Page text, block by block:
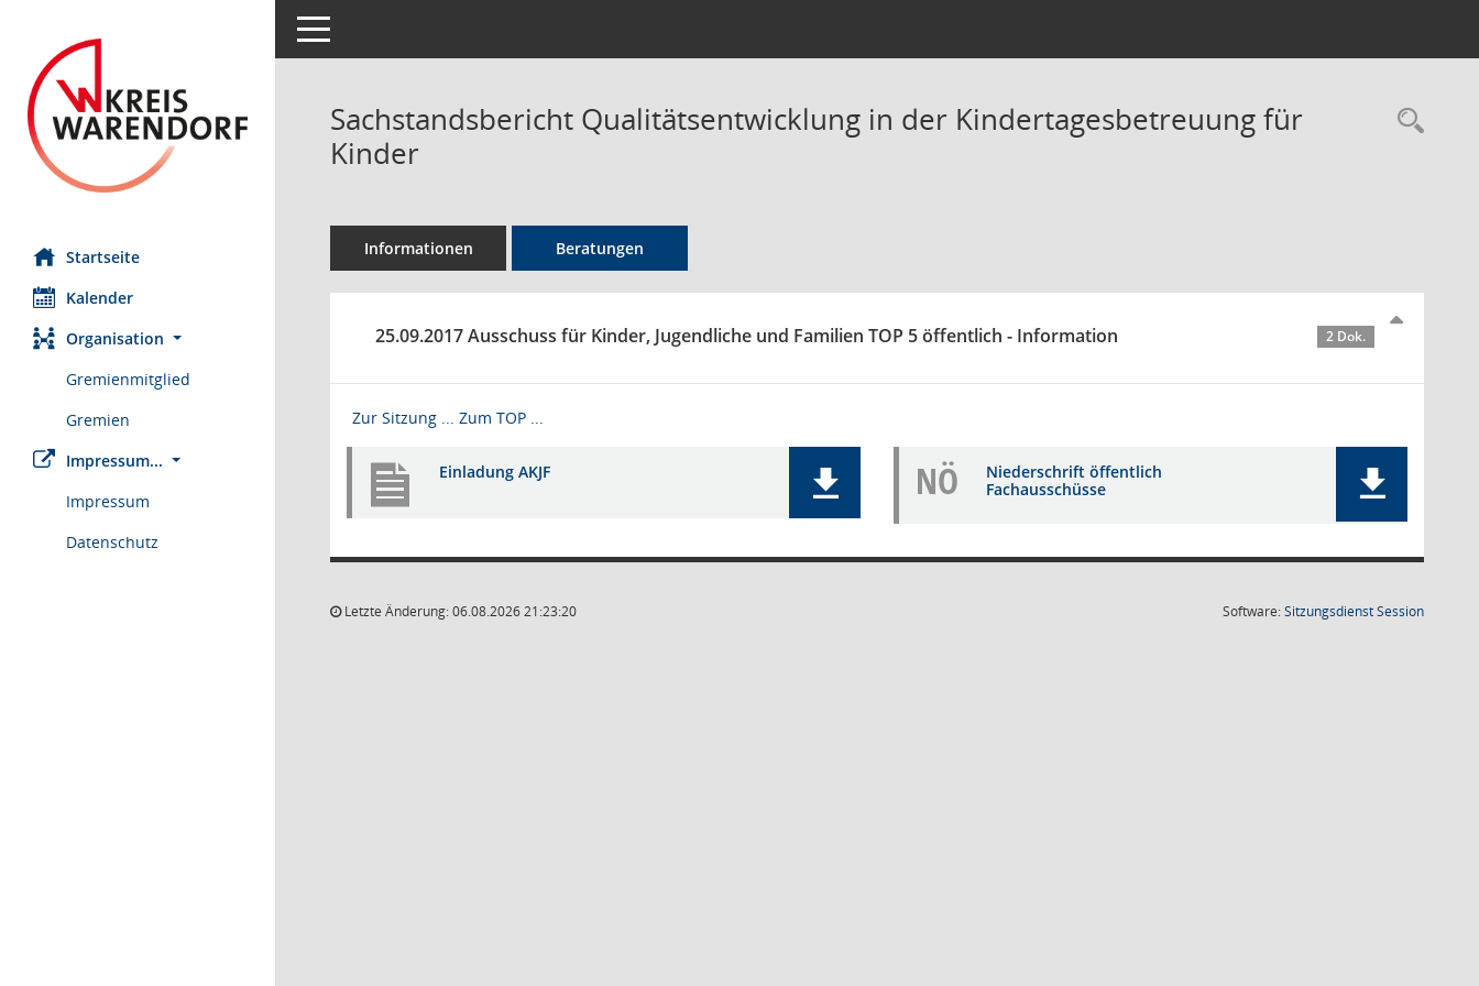
Startseite
Kalender
Organisation
Gremienmitglied
Gremien
Impressum...
Impressum
Datenschutz
Toggle navigation
Sachstandsbericht Qualitätsentwicklung in der Kindertagesbetreuung für
Kinder
Informationen Beratungen
25.09.2017 Ausschuss für Kinder, Jugendliche und Familien TOP 5 öffentlich - Information 2 Dok.
Zur Sitzung ... Zum TOP ...
Einladung AKJF NÖ
Niederschrift öffentlich
Fachausschüsse
Letzte Änderung: 06.08.2026 21:23:20 Software:SitzungsdienstSession(Wird in